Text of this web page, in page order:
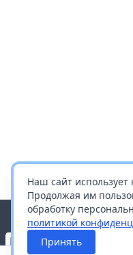
Наш сайт использует
Продолжая им
обработку
политикой
Принять